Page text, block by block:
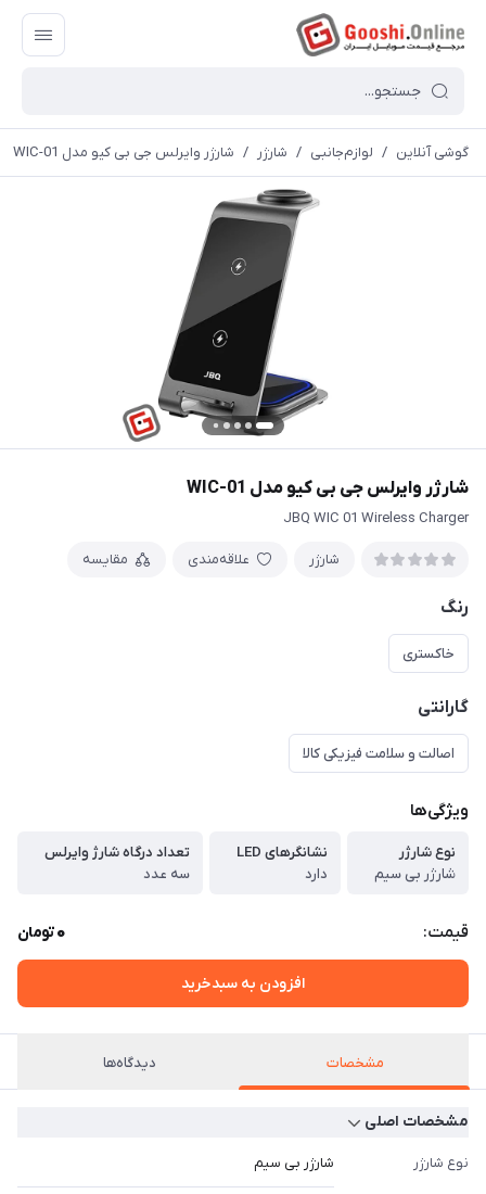
گوشی آنلاین / لوازم‌جانبی / شارژر / شارژر وایرلس جی بی کیو مدل WIC-01
شارژر وایرلس جی بی کیو مدل WIC-01
JBQ WIC 01 Wireless Charger
شارژر علاقه‌مندی مقایسه
رنگ
خاکستری
گارانتی
اصالت و سلامت فیزیکی کالا
ویژگی‌ها
نوع شارژر
شارژر بی‌ سیم
نشانگرهای LED
دارد
تعداد درگاه شارژ وایرلس
سه عدد
قیمت: 0تومان
افزودن به سبدخرید
مشخصات دیدگاه‌ها
مشخصات اصلی
نوع شارژر شارژر بی‌ سیم